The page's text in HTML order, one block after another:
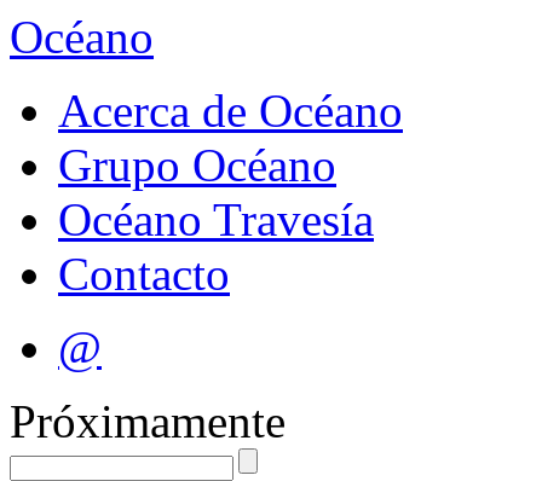
Océano
Acerca de Océano
Grupo Océano
Océano Travesía
Contacto
@
Próximamente